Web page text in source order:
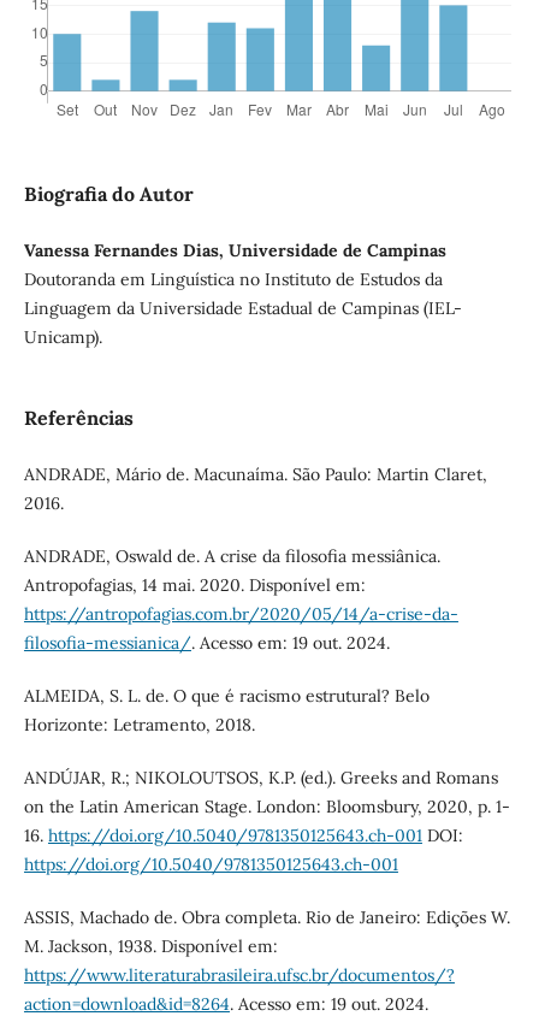
Biografia do Autor
Vanessa Fernandes Dias, Universidade de Campinas
Doutoranda em Linguística no Instituto de Estudos da
Linguagem da Universidade Estadual de Campinas (IEL-
Unicamp).
Referências
ANDRADE, Mário de. Macunaíma. São Paulo: Martin Claret,
2016.
ANDRADE, Oswald de. A crise da filosofia messiânica.
Antropofagias, 14 mai. 2020. Disponível em:
https://antropofagias.com.br/2020/05/14/a-crise-da-
filosofia-messianica/. Acesso em: 19 out. 2024.
ALMEIDA, S. L. de. O que é racismo estrutural? Belo
Horizonte: Letramento, 2018.
ANDÚJAR, R.; NIKOLOUTSOS, K.P. (ed.). Greeks and Romans
on the Latin American Stage. London: Bloomsbury, 2020, p. 1-
16. https://doi.org/10.5040/9781350125643.ch-001DOI:
https://doi.org/10.5040/9781350125643.ch-001
ASSIS, Machado de. Obra completa. Rio de Janeiro: Edições W.
M. Jackson, 1938. Disponível em:
https://www.literaturabrasileira.ufsc.br/documentos/?
action=download&id=8264. Acesso em: 19 out. 2024.